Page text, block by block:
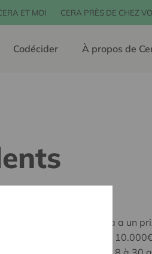
ET MOI CERA PRÈS DE CHEZ
Codécider À propos de
vocation... Tout cela a un
année des bourses de